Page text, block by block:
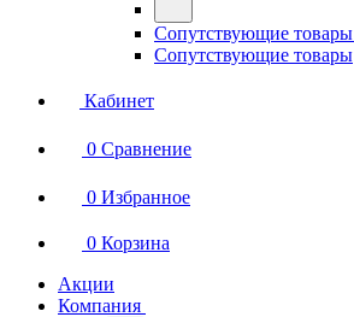
Сопутствующие товары
Сопутствующие товары
Кабинет
0 Сравнение
0 Избранное
0 Корзина
Акции
Компания